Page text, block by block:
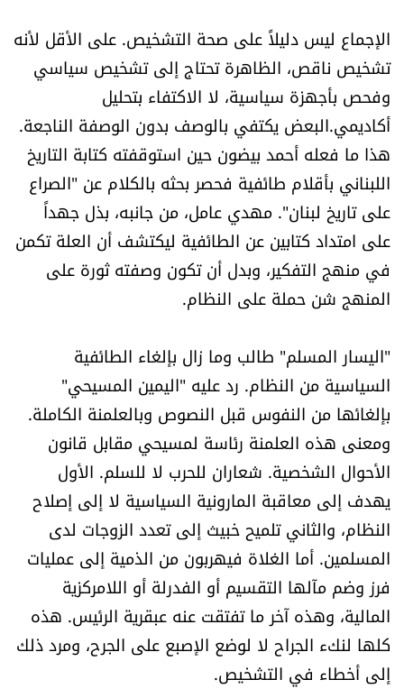
فيديو
من نحن
للتواصل معنا
شروط الاستخدام
شروط الإشتراك
الإجماع ليس دليلاً على صحة التشخيص. على الأقل لأنه
تشخيص ناقص، الظاهرة تحتاج إلى تشخيص سياسي
وفحص بأجهزة سياسية، لا الاكتفاء بتحليل
أكاديمي.البعض يكتفي بالوصف بدون الوصفة الناجعة.
هذا ما فعله أحمد بيضون حين استوقفته كتابة التاريخ
اللبناني بأقلام طائفية فحصر بحثه بالكلام عن "الصراع
على تاريخ لبنان". مهدي عامل، من جانبه، بذل جهداً
على امتداد كتابين عن الطائفية ليكتشف أن العلة تكمن
في منهج التفكير، وبدل أن تكون وصفته ثورة على
المنهج شن حملة على النظام.
"اليسار المسلم" طالب وما زال بإلغاء الطائفية
السياسية من النظام. رد عليه "اليمين المسيحي"
بإلغائها من النفوس قبل النصوص وبالعلمنة الكاملة.
ومعنى هذه العلمنة رئاسة لمسيحي مقابل قانون
الأحوال الشخصية. شعاران للحرب لا للسلم. الأول
يهدف إلى معاقبة المارونية السياسية لا إلى إصلاح
النظام، والثاني تلميح خبيث إلى تعدد الزوجات لدى
المسلمين. أما الغلاة فيهربون من الذمية إلى عمليات
فرز وضم مآلها التقسيم أو الفدرلة أو اللامركزية
المالية، وهذه آخر ما تفتقت عنه عبقرية الرئيس. هذه
كلها لنكء الجراح لا لوضع الإصبع على الجرح، ومرد ذلك
إلى أخطاء في التشخيص.